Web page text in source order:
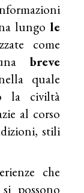
lungo le
come
breve
quale
la civiltà
al corso
stili
che
possono